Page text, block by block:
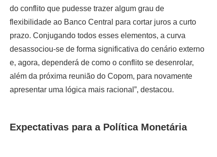
do conflito que pudesse trazer algum grau de
flexibilidade ao Banco Central para cortar juros a curto
prazo. Conjugando todos esses elementos, a curva
desassociou-se de forma significativa do cenário externo
e, agora, dependerá de como o conflito se desenrolar,
além da próxima reunião do Copom, para novamente
apresentar uma lógica mais racional”, destacou.
Expectativas para a Política Monetária